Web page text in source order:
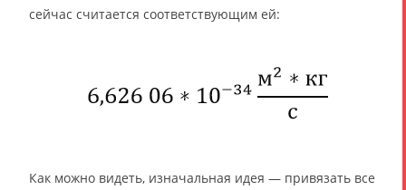
сейчас считается соответствующим ей:
Как можно видеть, изначальная идея — привязать все